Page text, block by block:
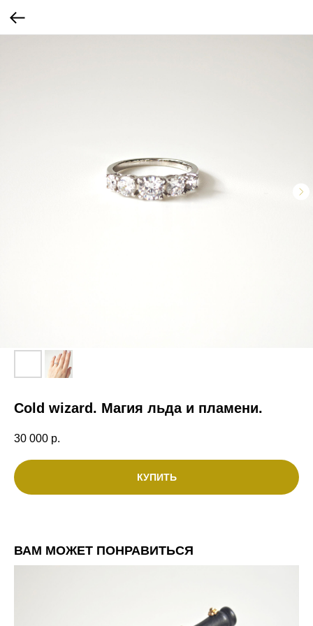
Cold wizard. Магия льда и пламени.
30 000 р.
КУПИТЬ
ВАМ МОЖЕТ ПОНРАВИТЬСЯ